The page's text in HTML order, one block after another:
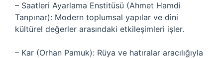
– Saatleri Ayarlama Enstitüsü (Ahmet Hamdi
Tanpınar): Modern toplumsal yapılar ve dini
kültürel değerler arasındaki etkileşimleri işler.
– Kar (Orhan Pamuk): Rüya ve hatıralar aracılığıyla